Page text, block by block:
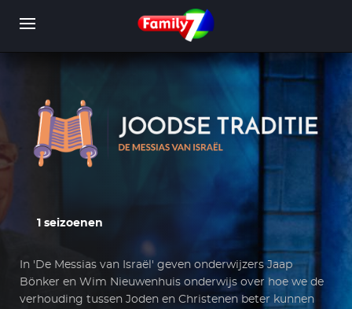
inhoudWORD LID INLOGGEN
1 seizoenen
In 'De Messias van Israël' geven onderwijzers Jaap
Bönker en Wim Nieuwenhuis onderwijs over hoe we de
verhouding tussen Joden en Christenen beter kunnen